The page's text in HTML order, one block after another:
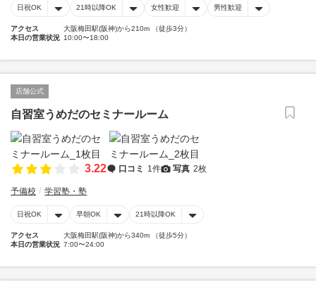
日祝OK 21時以降OK 女性歓迎 男性歓迎
アクセス
大阪梅田駅(阪神)から210m （徒歩3分）
本日の営業状況 10:00〜18:00
店舗公式
自習室うめだのセミナールーム
3.22 口コミ 1件 写真 2枚
予備校 学習塾・塾
日祝OK 早朝OK 21時以降OK
アクセス
大阪梅田駅(阪神)から340m （徒歩5分）
本日の営業状況 7:00〜24:00